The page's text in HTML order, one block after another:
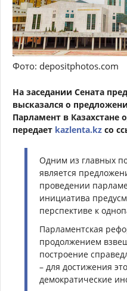
Фото: depositphotos.com
На заседании Сената
высказался о
Парламент в Казахстане
передает kazlenta.kz со
Одним из главных
является
проведении
инициатива
перспективе к
Парламентская
продолжением
построение
– для достижения
демократические